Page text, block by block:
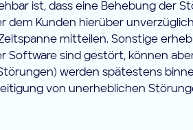
ist, dass eine Behebung der
dem Kunden hierüber
mitteilen. Sonstige
Software sind gestört, können
werden spätestens
von unerheblichen